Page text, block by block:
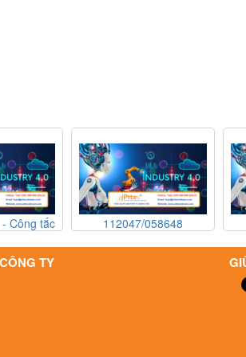
112047/058648
định lượng KNF
112047/058648
112047/
định
112047/
NPK04KVDC-
TY